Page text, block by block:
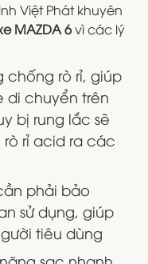
Việt Phát khuyên
MAZDA 6vì các lý
chống rò rỉ, giúp
di chuyển trên
bị rung lắc sẽ
rò rỉ acid ra các
phải bảo
sử dụng, giúp
tiêu dùng